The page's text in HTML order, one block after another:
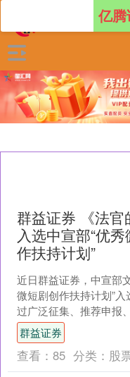
亿
群益证券 《法官
入选中宣部“优
作扶持计划”
近日群益证券，中宣部
微短剧创作扶持计划”
过广泛征集、推荐申报
节，9部作品脱颖而出。
民法院新闻局指导创....
群益证券
查看： 85 分类： 股